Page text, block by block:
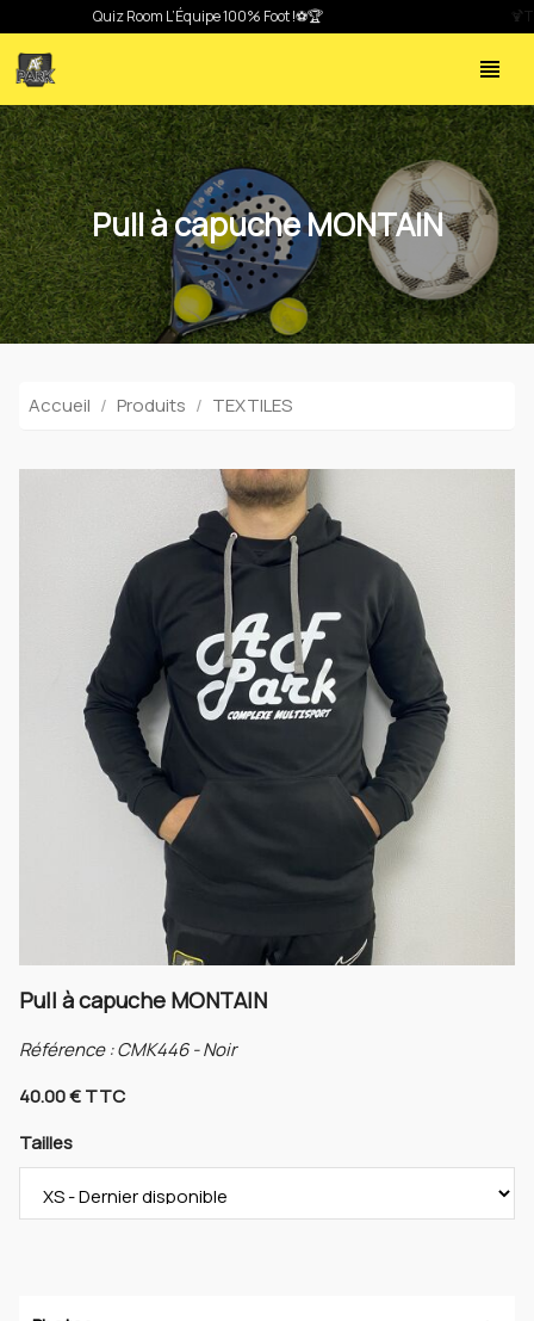
Room L’Équipe 100% Foot !⚽🏆🍹Thés glacés et citronnades « JOMO » débarquent à l’AF Park pour
view_headline
Pull à capuche MONTAIN
Accueil Produits TEXTILES
Pull à capuche MONTAIN
Référence :CMK446 - Noir
40.00 € TTC
Tailles